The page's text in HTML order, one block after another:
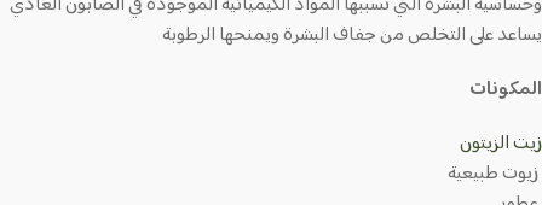
يساعد على التخلص من جفاف البشرة ويمنحها الرطوبة
المكونات
زيت الزيتون
زيوت طبيعية